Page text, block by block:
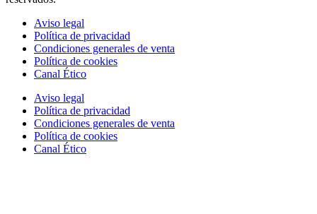
Aviso legal
Política de privacidad
Condiciones generales de venta
Política de cookies
Canal Ético
Aviso legal
Política de privacidad
Condiciones generales de venta
Política de cookies
Canal Ético